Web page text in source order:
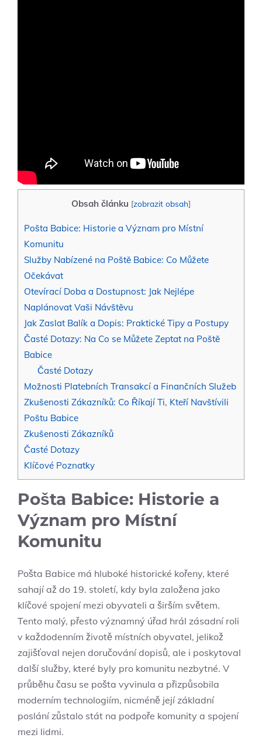
Obsah článku [zobrazit obsah]
Pošta Babice: Historie a Význam pro Místní
Komunitu
Služby Nabízené na Poště Babice: Co Můžete
Očekávat
Otevírací Doba a Dostupnost: Jak Nejlépe
Naplánovat Vaši Návštěvu
Jak Zaslat Balík a Dopis: Praktické Tipy a Postupy
Časté Dotazy: Na Co se Můžete Zeptat na Poště
Babice
Časté Dotazy
Možnosti Platebních Transakcí a Finančních Služeb
Zkušenosti Zákazníků: Co Říkají Ti, Kteří Navštívili
Poštu Babice
Zkušenosti Zákazníků
Časté Dotazy
Klíčové Poznatky
Pošta Babice: Historie a
Význam pro Místní
Komunitu
Pošta Babice má hluboké historické kořeny, které
sahají až do 19. století, kdy byla založena jako
klíčové spojení mezi obyvateli a širším světem.
Tento malý, přesto významný úřad hrál zásadní roli
v každodenním životě místních obyvatel, jelikož
zajišťoval nejen doručování dopisů, ale i poskytoval
další služby, které byly pro komunitu nezbytné. V
průběhu času se pošta vyvinula a přizpůsobila
moderním technologiím, nicméně její základní
poslání zůstalo stát na podpoře komunity a spojení
mezi lidmi.